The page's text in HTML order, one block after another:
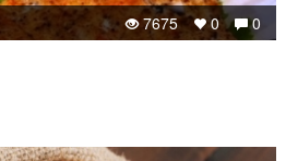
0
0
7675